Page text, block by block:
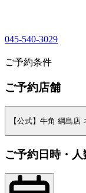
045-540-3029
ご予約条件
ご予約店舗
【公式】牛角 綱島店
ご予約日時・人